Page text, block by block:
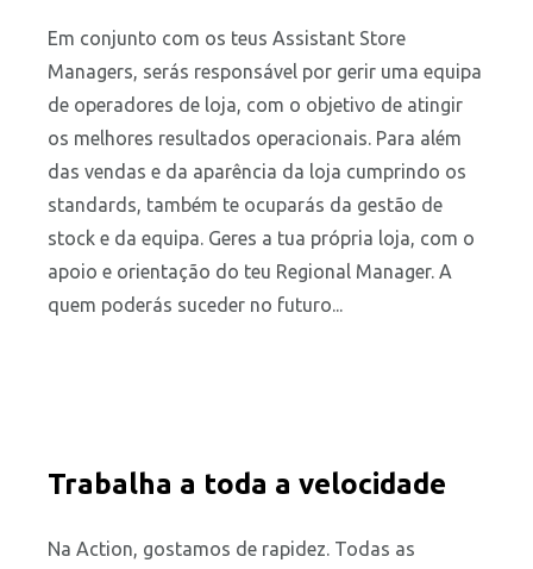
Em conjunto com os teus Assistant Store
Managers, serás responsável por gerir uma equipa
de operadores de loja, com o objetivo de atingir
os melhores resultados operacionais. Para além
das vendas e da aparência da loja cumprindo os
standards, também te ocuparás da gestão de
stock e da equipa. Geres a tua própria loja, com o
apoio e orientação do teu Regional Manager. A
quem poderás suceder no futuro...
Trabalha a toda a velocidade
Na Action, gostamos de rapidez. Todas as